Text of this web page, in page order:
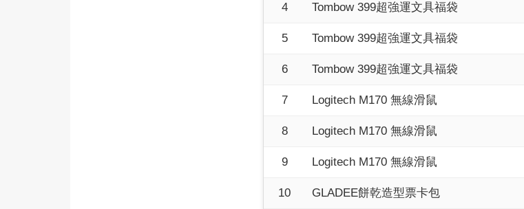
4 Tombow 399超強運文具福袋
5 Tombow 399超強運文具福袋
6 Tombow 399超強運文具福袋
7 Logitech M170 無線滑鼠
8 Logitech M170 無線滑鼠
9 Logitech M170 無線滑鼠
10 GLADEE餅乾造型票卡包